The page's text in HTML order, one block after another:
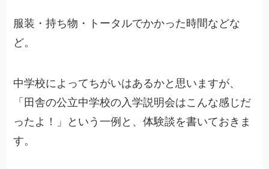
服装・持ち物・トータルでかかった時間などな
ど。
中学校によってちがいはあるかと思いますが、
「田舎の公立中学校の入学説明会はこんな感じだ
ったよ！」という一例と、体験談を書いておきま
す。